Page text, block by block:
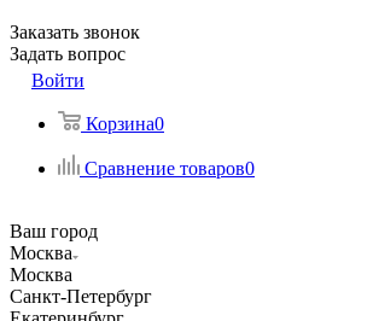
Заказать звонок
Задать вопрос
Войти
Корзина0
Сравнение товаров0
Ваш город
Москва
Москва
Санкт-Петербург